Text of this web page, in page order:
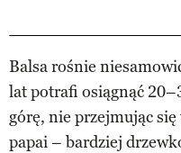
Balsa rośnie
lat potrafi osiągnąć
górę, nie przejmując
papai – bardziej